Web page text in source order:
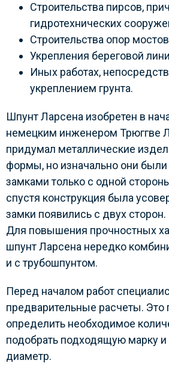
Строительства пирсов,
гидротехнических
Строительства опор
Укрепления береговой
Иных работах,
укреплением грунта.
Шпунт Ларсена изобретен в
немецким инженером Трюггве
придумал металлические
формы, но изначально они
замками только с одной
спустя конструкция была
замки появились с двух сторон.
Для повышения прочностных
шпунт Ларсена нередко
и с трубошпунтом.
Перед началом работ
предварительные расчеты. Это
определить необходимое
подобрать подходящую марку
диаметр.